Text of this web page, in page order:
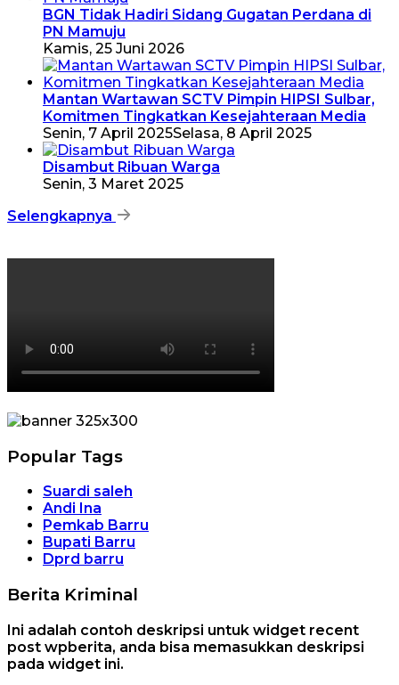
BGN Tidak Hadiri Sidang Gugatan Perdana di
PN Mamuju
Kamis, 25 Juni 2026
Mantan Wartawan SCTV Pimpin HIPSI Sulbar,
Komitmen Tingkatkan Kesejahteraan Media
Senin, 7 April 2025Selasa, 8 April 2025
Disambut Ribuan Warga
Senin, 3 Maret 2025
Selengkapnya
Popular Tags
Suardi saleh
Andi Ina
Pemkab Barru
Bupati Barru
Dprd barru
Berita Kriminal
Ini adalah contoh deskripsi untuk widget recent
post wpberita, anda bisa memasukkan deskripsi
pada widget ini.